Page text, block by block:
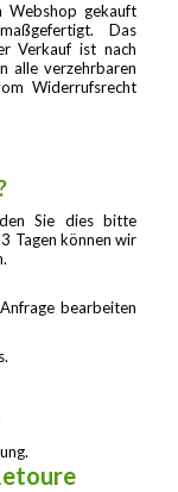
Webshop gekauft
Das
Verkauf ist nach
alle verzehrbaren
Widerrufsrecht
Sie dies bitte
Tagen können wir
bearbeiten